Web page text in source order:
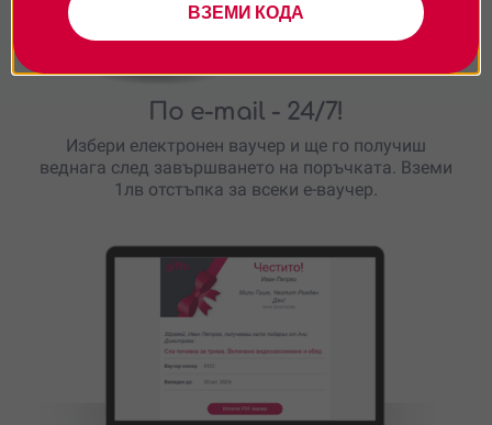
По e-mail - 24/7!
Избери електронен ваучер и ще го получиш
веднага след завършването на поръчката. Вземи
1лв отстъпка за всеки е-ваучер.
ВЗЕМИ КОДА